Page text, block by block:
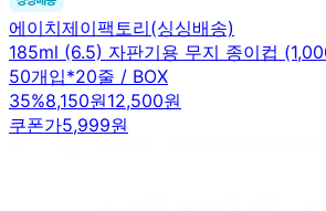
에이치제이팩토리(싱싱배송)
185ml (6.5) 자판기용 무지 종이컵
50개입*20줄 / BOX
35%8,150원12,500원
쿠폰가5,999원